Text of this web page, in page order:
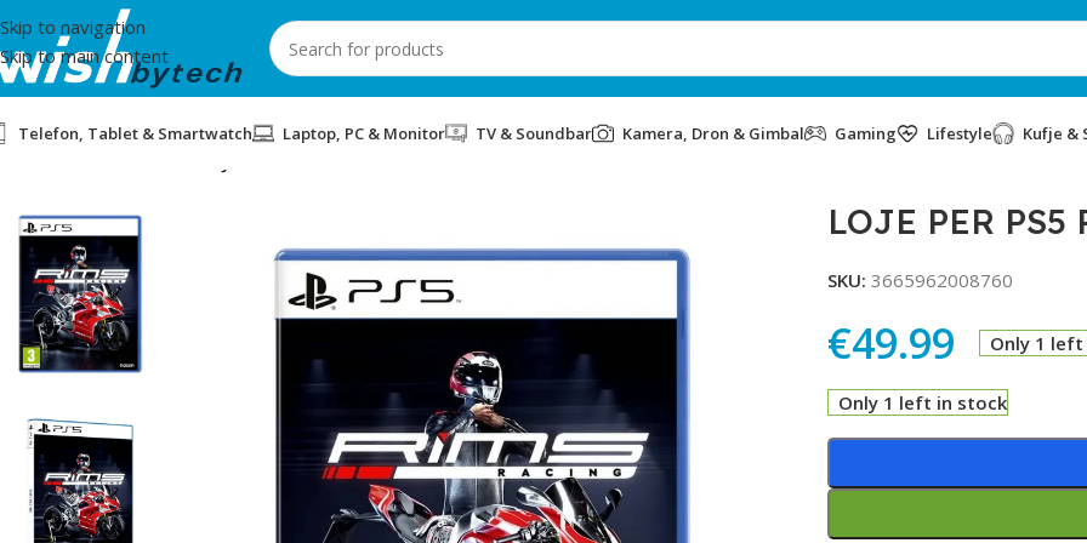
Skip to navigation
Skip to main content
Telefon, Tablet & Smartwatch Laptop, PC & Monitor TV & Soundbar Kamera, Dron & Gimbal Gaming Lifestyle Kufje &
LOJE PER
SKU: 3665962008760
€49.99 Only 1
Only 1 left in stock